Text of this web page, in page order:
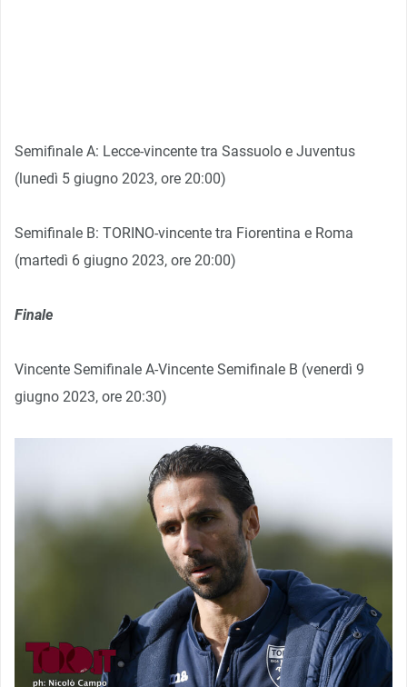
Semifinale A: Lecce-vincente tra Sassuolo e Juventus
(lunedì 5 giugno 2023, ore 20:00)
Semifinale B: TORINO-vincente tra Fiorentina e Roma
(martedì 6 giugno 2023, ore 20:00)
Finale
Vincente Semifinale A-Vincente Semifinale B (venerdì 9
giugno 2023, ore 20:30)